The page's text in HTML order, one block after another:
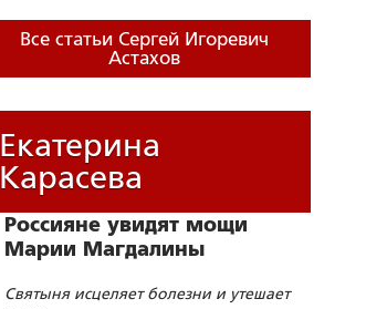
Николая II
Все статьи Сергей Игоревич
Астахов
Екатерина
Карасева
Россияне увидят мощи
Марии Магдалины
Святыня исцеляет болезни и утешает